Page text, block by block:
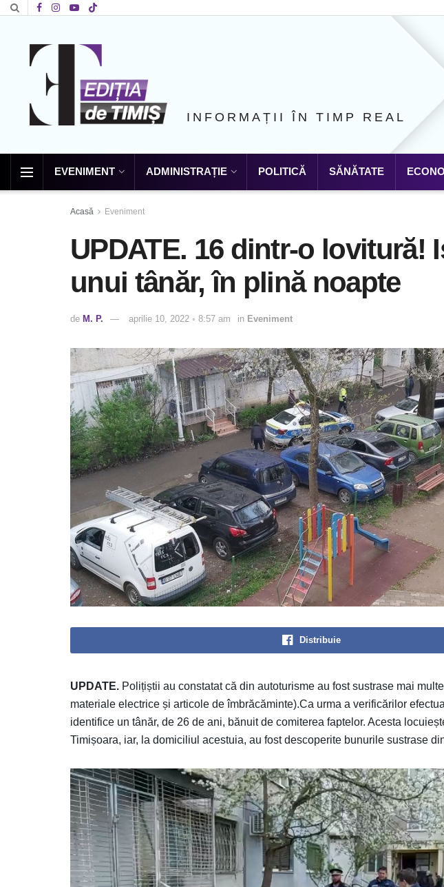
INFORMAȚII ÎN TIMP REAL
EVENIMENT ADMINISTRAȚIE POLITICĂ SĂNĂTATE
Acasă Eveniment
UPDATE. 16 dintr-o lovitură!
unui tânăr, în plină noapte
de M. P. aprilie 10, 2022 ◦ 8:57 am in Eveniment
Distribuie
UPDATE. Polițiștii au constatat că din autoturisme au fost sustrase mai
materiale electrice și articole de îmbrăcăminte).Ca urma a verificărilor
identifice un tânăr, de 26 de ani, bănuit de comiterea faptelor. Acesta
Timișoara, iar, la domiciliul acestuia, au fost descoperite bunurile sustrase